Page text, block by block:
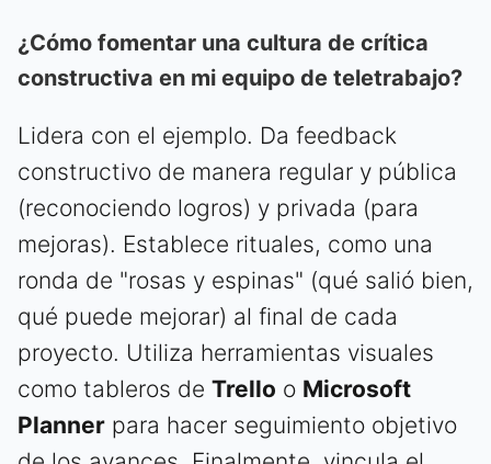
¿Cómo fomentar una cultura de crítica
constructiva en mi equipo de teletrabajo?
Lidera con el ejemplo. Da feedback
constructivo de manera regular y pública
(reconociendo logros) y privada (para
mejoras). Establece rituales, como una
ronda de "rosas y espinas" (qué salió bien,
qué puede mejorar) al final de cada
proyecto. Utiliza herramientas visuales
como tableros de Trello o Microsoft
Planner para hacer seguimiento objetivo